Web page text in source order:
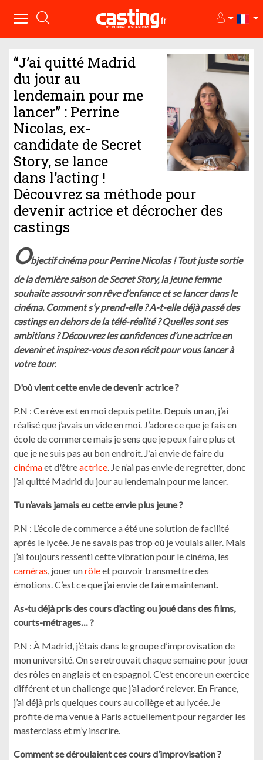
“J’ai quitté Madrid
du jour au
lendemain pour me
lancer” : Perrine
Nicolas, ex-
candidate de Secret
Story, se lance
dans l’acting !
Découvrez sa méthode pour
devenir actrice et décrocher des
castings
Objectif cinéma pour Perrine Nicolas ! Tout juste sortie
de la dernière saison de Secret Story, la jeune femme
souhaite assouvir son rêve d’enfance et se lancer dans le
cinéma. Comment s’y prend-elle ? A-t-elle déjà passé des
castings en dehors de la télé-réalité ? Quelles sont ses
ambitions ? Découvrez les confidences d’une actrice en
devenir et inspirez-vous de son récit pour vous lancer à
votre tour.
D'où vient cette envie de devenir actrice ?
P.N : Ce rêve est en moi depuis petite. Depuis un an, j’ai
réalisé que j’avais un vide en moi. J’adore ce que je fais en
école de commerce mais je sens que je peux faire plus et
que je ne suis pas au bon endroit. J’ai envie de faire du
cinémaet d'êtreactrice. Je n’ai pas envie de regretter, donc
j’ai quitté Madrid du jour au lendemain pour me lancer.
Tu n’avais jamais eu cette envie plus jeune ?
P.N : L’école de commerce a été une solution de facilité
après le lycée. Je ne savais pas trop où je voulais aller. Mais
j’ai toujours ressenti cette vibration pour le cinéma, les
caméras, jouer unrôleet pouvoir transmettre des
émotions. C’est ce que j’ai envie de faire maintenant.
As-tu déjà pris des cours d’acting ou joué dans des films,
courts-métrages… ?
P.N : À Madrid, j’étais dans le groupe d’improvisation de
mon université. On se retrouvait chaque semaine pour jouer
des rôles en anglais et en espagnol. C’est encore un exercice
différent et un challenge que j’ai adoré relever. En France,
j’ai déjà pris quelques cours au collège et au lycée. Je
profite de ma venue à Paris actuellement pour regarder les
masterclass et m’y inscrire.
Comment se déroulaient ces cours d’improvisation ?